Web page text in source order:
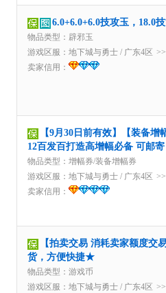
6.0+6.0+6.0技攻玉，18.0
物品类型：辟邪玉
游戏区服： 地下城与勇士 / 广东4区
卖家信用：
【9月30日前有效】【装备
12百发百打造高增幅必备 可邮
物品类型：增幅券/装备增幅券
游戏区服： 地下城与勇士 / 广东4区
卖家信用：
【拍卖交易 消耗卖家额度交
货，方便快捷★
物品类型：游戏币
游戏区服： 地下城与勇士 / 广东4区